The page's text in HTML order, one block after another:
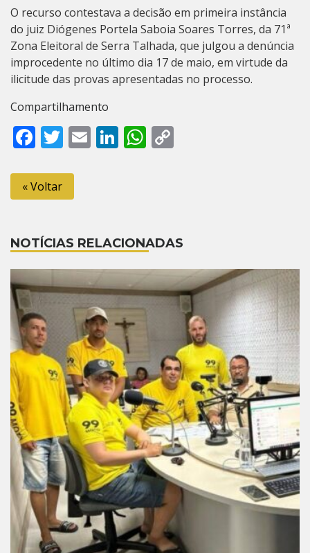
O recurso contestava a decisão em primeira instância
do juiz Diógenes Portela Saboia Soares Torres, da 71ª
Zona Eleitoral de Serra Talhada, que julgou a denúncia
improcedente no último dia 17 de maio, em virtude da
ilicitude das provas apresentadas no processo.
Compartilhamento
Facebook
Twitter
EmailLinkedIn
WhatsApp
« Voltar
NOTÍCIAS RELACIONADAS